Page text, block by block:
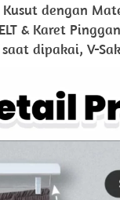
dengan
& Karet
dipakai, V-